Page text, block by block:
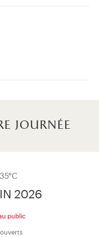
journée
2026
public
ouverts